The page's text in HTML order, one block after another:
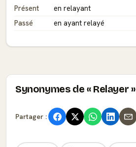
Présent
en relayant
Passé
en ayant relayé
Synonymes de « Relayer »
Partager :